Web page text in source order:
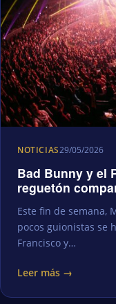
NOTICIAS29/05/2026
Bad Bunny y el
reguetón
Este fin de semana,
pocos guionistas se
Francisco y…
Leer más →